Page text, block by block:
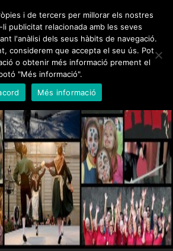
Medalla d'Honor de Barcelona 2012
i de tercers per millorar els nostres
publicitat relacionada amb les seves
l'anàlisi dels seus hàbits de navegació.
considerem que accepta el seu ús. Pot
o obtenir més informació prement el
"Més informació".
Més informació